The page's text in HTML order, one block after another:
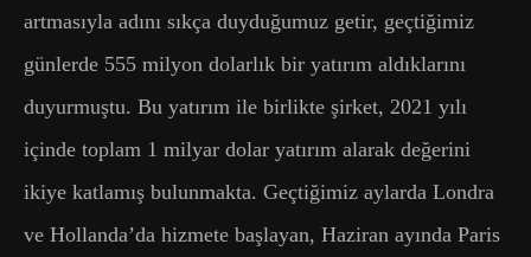
artmasıyla adını sıkça duyduğumuz getir, geçtiğimiz
günlerde 555 milyon dolarlık bir yatırım aldıklarını
duyurmuştu. Bu yatırım ile birlikte şirket, 2021 yılı
içinde toplam 1 milyar dolar yatırım alarak değerini
ikiye katlamış bulunmakta. Geçtiğimiz aylarda Londra
ve Hollanda’da hizmete başlayan, Haziran ayında Paris